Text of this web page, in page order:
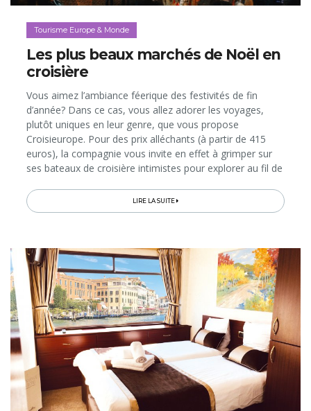
Tourisme Europe & Monde
Les plus beaux marchés de Noël en
croisière
Vous aimez l’ambiance féerique des festivités de fin
d’année? Dans ce cas, vous allez adorer les voyages,
plutôt uniques en leur genre, que vous propose
Croisieurope. Pour des prix alléchants (à partir de 415
euros), la compagnie vous invite en effet à grimper sur
ses bateaux de croisière intimistes pour explorer au fil de
villes...
LIRE LA SUITE